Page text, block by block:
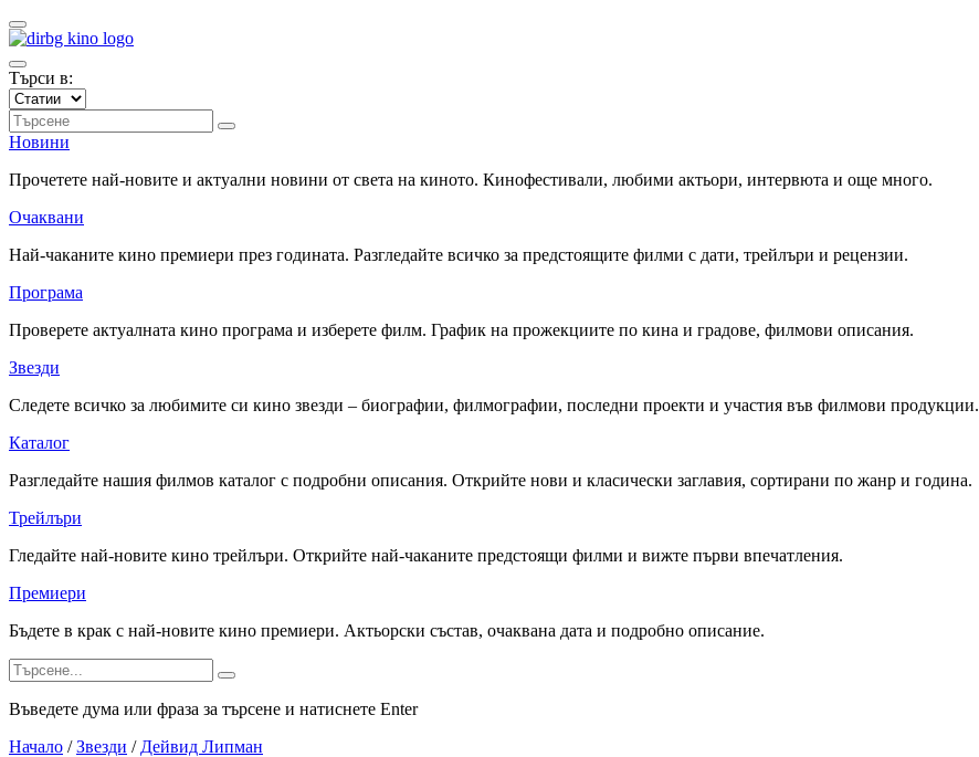
Търси в:
Новини
Прочетете най-новите и актуални новини от света на киното. Кинофестивали, любими актьори, интервюта и още много.
Очаквани
Най-чаканите кино премиери през годината. Разгледайте всичко за предстоящите филми с дати, трейлъри и рецензии.
Програма
Проверете актуалната кино програма и изберете филм. График на прожекциите по кина и градове, филмови описания.
Звезди
Следете всичко за любимите си кино звезди – биографии, филмографии, последни проекти и участия във филмови продукции.
Каталог
Разгледайте нашия филмов каталог с подробни описания. Открийте нови и класически заглавия, сортирани по жанр и година.
Трейлъри
Гледайте най-новите кино трейлъри. Открийте най-чаканите предстоящи филми и вижте първи впечатления.
Премиери
Бъдете в крак с най-новите кино премиери. Актьорски състав, очаквана дата и подробно описание.
Въведете дума или фраза за търсене и натиснете Enter
Начало / Звезди / Дейвид Липман